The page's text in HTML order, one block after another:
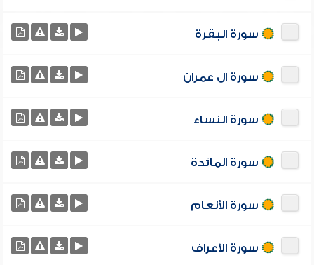
سورة البقرة
سورة آل عمران
سورة النساء
سورة المائدة
سورة الأنعام
سورة الأعراف